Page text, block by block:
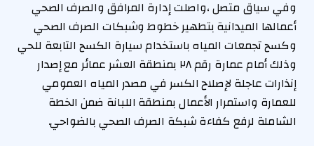
وفي سياق متصل ،واصلت إدارة المرافق والصرف الصحي
أعمالها الميدانية بتطهير خطوط وشبكات الصرف الصحي
وكسح تجمعات المياه باستخدام سيارة الكسح التابعة للحي
وذلك أمام عمارة رقم ٢٨ بمنطقة العشر عمائر مع إصدار
إنذارات عاجلة لإصلاح الكسر في مصدر المياه العمومي
للعمارة واستمرار الأعمال بمنطقة اللبانة ضمن الخطة
الشاملة لرفع كفاءة شبكة الصرف الصحي بالضواحي.